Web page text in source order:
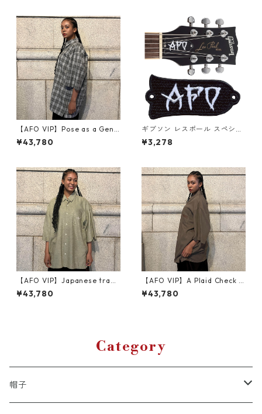
セーターニット 毛糸 セーター
総柄 モノグラム
【AFO VIP】Pose as a Gentl
eman Shirts【クールグレ
ー】
¥43,780
ギブソン レスポール スペシャ
ル トラスロッドカバー / Gibs
on対応 Les Paul Special Trus
¥3,278
【AFO VIP】Japanese tradi
tional clothing Shirts【カラ
シイエロー】
¥43,780
【AFO VIP】A Plaid Check S
hirts
¥43,780
Category
帽子